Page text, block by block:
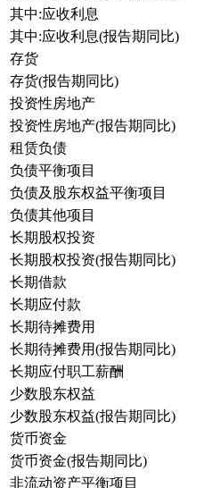
其中:应收利息
其中:应收利息(报告期同比)
存货
存货(报告期同比)
投资性房地产
投资性房地产(报告期同比)
租赁负债
负债平衡项目
负债及股东权益平衡项目
负债其他项目
长期股权投资
长期股权投资(报告期同比)
长期借款
长期应付款
长期待摊费用
长期待摊费用(报告期同比)
长期应付职工薪酬
少数股东权益
少数股东权益(报告期同比)
货币资金
货币资金(报告期同比)
非流动资产平衡项目